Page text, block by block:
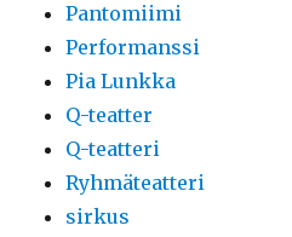
Pantomiimi
Performanssi
Pia Lunkka
Q-teatter
Q-teatteri
Ryhmäteatteri
sirkus